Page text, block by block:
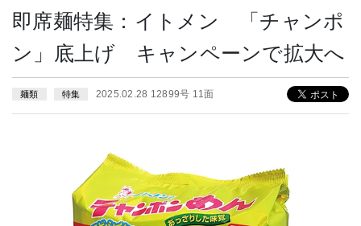
即席麺特集：イトメン 「チャンポ
ン」底上げ キャンペーンで拡大へ
麺類 特集 2025.02.28 12899号 11面